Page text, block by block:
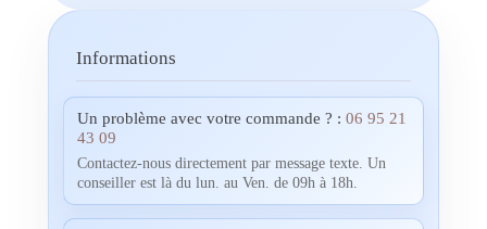
Informations
Un problème avec votre commande ? : 06 95 21
43 09
Contactez-nous directement par message texte. Un
conseiller est là du lun. au Ven. de 09h à 18h.